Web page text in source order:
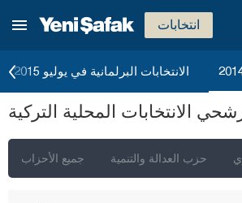
انتخابات
الانتخابات البرلمانية في يوليو 2015
الانتخابات المحلية التركية
جميع الأحزاب حزب العدالة والتنمية
شانكيري
جوروم
دينيزلي
دياربكر
أدرنة